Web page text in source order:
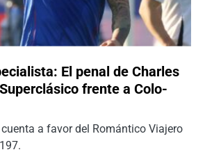
El penal de Charles
frente a Colo-
a favor del Romántico Viajero